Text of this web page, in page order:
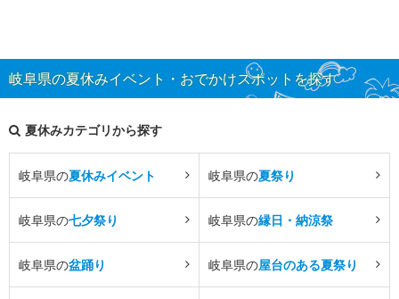
岐阜県の夏休みイベント・おでかけスポットを探す
夏休みカテゴリから探す
岐阜県の夏休みイベント 岐阜県の夏祭り
岐阜県の七夕祭り 岐阜県の縁日・納涼祭
岐阜県の盆踊り 岐阜県の屋台のある夏祭り